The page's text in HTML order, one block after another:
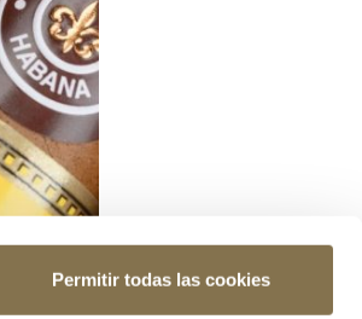
Permitir todas las cookies